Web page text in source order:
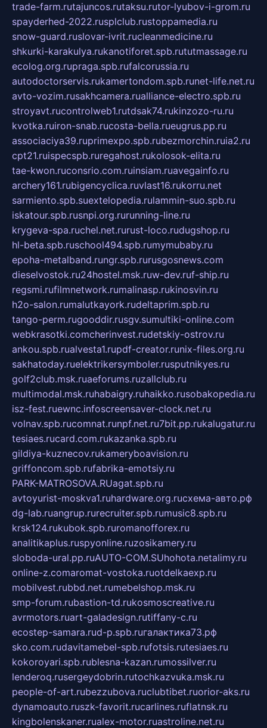
trade-farm.rutajuncos.rutaksu.rutor-lyubov-i-grom.ru
spayderhed-2022.rusplclub.rustoppamedia.ru
snow-guard.ruslovar-ivrit.rucleanmedicine.ru
shkurki-karakulya.rukanotiforet.spb.rututmassage.ru
ecolog.org.rupraga.spb.rufalcorussia.ru
autodoctorservis.rukamertondom.spb.runet-life.net.ru
avto-vozim.rusakhcamera.rualliance-electro.spb.ru
stroyavt.rucontrolweb1.rutdsak74.rukinzozo-ru.ru
kvotka.ruiron-snab.rucosta-bella.rueugrus.pp.ru
associaciya39.ruprimexpo.spb.rubezmorchin.ruia2.ru
cpt21.ruispecspb.ruregahost.rukolosok-elita.ru
tae-kwon.ruconsrio.com.ruinsiam.ruavegainfo.ru
archery161.rubigencyclica.ruvlast16.rukorru.net
sarmiento.spb.suextelopedia.rulammin-suo.spb.ru
iskatour.spb.rusnpi.org.rurunning-line.ru
krygeva-spa.ruchel.net.rurust-loco.rudugshop.ru
hl-beta.spb.ruschool494.spb.rumymubaby.ru
epoha-metalband.rungr.spb.rurusgosnews.com
dieselvostok.ru24hostel.msk.ruw-dev.ruf-ship.ru
regsmi.rufilmnetwork.rumalinasp.rukinosvin.ru
h2o-salon.rumalutkayork.rudeltaprim.spb.ru
tango-perm.rugooddir.rusgv.sumultiki-online.com
webkrasotki.comcherinvest.rudetskiy-ostrov.ru
ankou.spb.rualvesta1.rupdf-creator.runix-files.org.ru
sakhatoday.ruelektrikersymboler.rusputnikyes.ru
golf2club.msk.ruaeforums.ruzallclub.ru
multimodal.msk.ruhabaigry.ruhaikko.rusobakopedia.ru
isz-fest.ruewnc.infoscreensaver-clock.net.ru
volnav.spb.rucomnat.runpf.net.ru7bit.pp.rukalugatur.ru
tesiaes.rucard.com.rukazanka.spb.ru
gildiya-kuznecov.rukameryboavision.ru
griffoncom.spb.rufabrika-emotsiy.ru
PARK-MATROSOVA.RUagat.spb.ru
avtoyurist-moskva1.ruhardware.org.ruсхема-авто.рф
dg-lab.ruangrup.rurecruiter.spb.rumusic8.spb.ru
krsk124.rukubok.spb.ruromanofforex.ru
analitikaplus.ruspyonline.ruzosikamery.ru
sloboda-ural.pp.ruAUTO-COM.SUhohota.netalimy.ru
online-z.comaromat-vostoka.ruotdelkaexp.ru
mobilvest.rubbd.net.rumebelshop.msk.ru
smp-forum.rubastion-td.rukosmoscreative.ru
avrmotors.ruart-galadesign.rutiffany-c.ru
ecostep-samara.rud-p.spb.ruгалактика73.рф
sko.com.rudavitamebel-spb.rufotsis.rutesiaes.ru
kokoroyari.spb.rublesna-kazan.rumossilver.ru
lenderoq.rusergeydobrin.rutochkazvuka.msk.ru
people-of-art.rubezzubova.ruclubtibet.ruorior-aks.ru
dynamoauto.ruszk-favorit.rucarlines.ruflatnsk.ru
kingbolenskaner.rualex-motor.ruastroline.net.ru